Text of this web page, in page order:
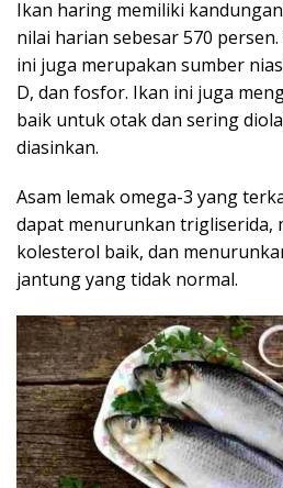
Ikan haring memiliki
nilai harian sebesar 570
ini juga merupakan sumber
D, dan fosfor. Ikan ini juga
baik untuk otak dan sering
diasinkan.
Asam lemak omega-3 yang
dapat menurunkan trigliserida,
kolesterol baik, dan
jantung yang tidak normal.